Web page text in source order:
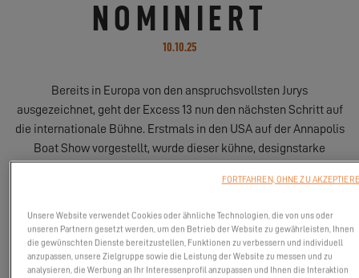
NOMINIERT
10.10.25
Bereits in Europa von den anspruchsvollsten Jurys
ausgezeichnet, geht der Excess 13 nun den nächsten Schritt auf
die internationale Bühne. Erstmals in den USA auf der Annapolis
Boat Show vorgestellt, wurde dieser kühne, designstarke
nominiert: Best Boats 2026 von SAIL und Boat of the Year 2026
Unsere Website verwendet Cookies oder ähnliche Technologien, die von uns oder
unseren Partnern gesetzt werden, um den Betrieb der Website zu gewährleisten, Ihnen
die gewünschten Dienste bereitzustellen, Funktionen zu verbessern und individuell
anzupassen, unsere Zielgruppe sowie die Leistung der Website zu messen und zu
analysieren, die Werbung an Ihr Interessenprofil anzupassen und Ihnen die Interaktion
FORTFAHREN, OHNE ZU